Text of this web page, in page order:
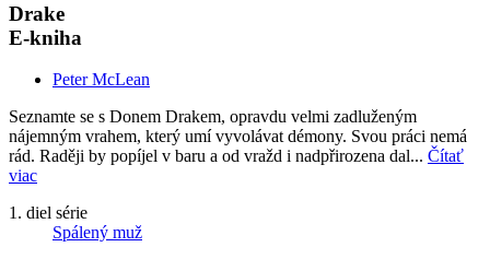
Drake
E-kniha
Peter McLean
Seznamte se s Donem Drakem, opravdu velmi zadluženým
nájemným vrahem, který umí vyvolávat démony. Svou práci nemá
rád. Raději by popíjel v baru a od vražd i nadpřirozena dal... Čítať
viac
1. diel série
Spálený muž